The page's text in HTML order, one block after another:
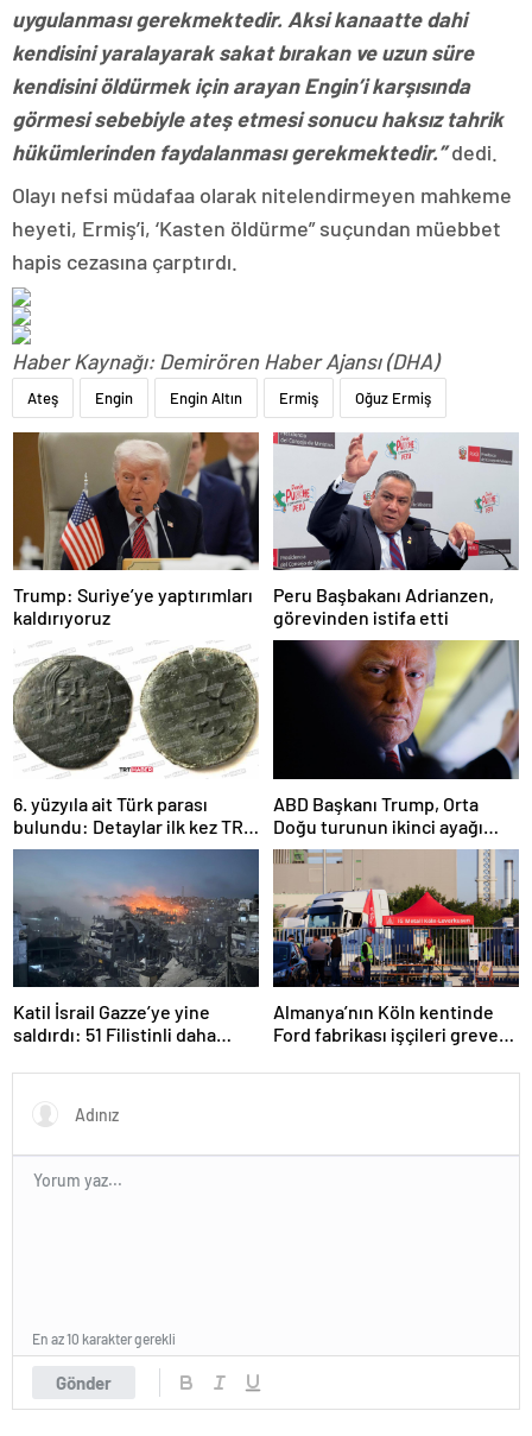
uygulanması gerekmektedir. Aksi kanaatte dahi
kendisini yaralayarak sakat bırakan ve uzun süre
kendisini öldürmek için arayan Engin’i karşısında
görmesi sebebiyle ateş etmesi sonucu haksız tahrik
hükümlerinden faydalanması gerekmektedir.”dedi.
Olayı nefsi müdafaa olarak nitelendirmeyen mahkeme
heyeti, Ermiş’i, ‘Kasten öldürme” suçundan müebbet
hapis cezasına çarptırdı.
Haber Kaynağı: Demirören Haber Ajansı (DHA)
Ateş Engin Engin Altın Ermiş Oğuz Ermiş
Trump: Suriye’ye yaptırımları
kaldırıyoruz
Peru Başbakanı Adrianzen,
görevinden istifa etti
6. yüzyıla ait Türk parası
bulundu: Detaylar ilk kez TRT
Haber’de
ABD Başkanı Trump, Orta
Doğu turunun ikinci ayağı
Katar’da
Katil İsrail Gazze’ye yine
saldırdı: 51 Filistinli daha
Almanya’nın Köln kentinde
Ford fabrikası işçileri greve
Gönder
En az 10 karakter gerekli